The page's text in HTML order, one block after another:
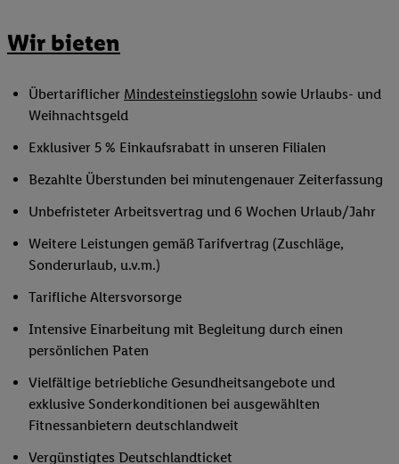
Wir bieten
Übertariflicher Mindesteinstiegslohn sowie Urlaubs- und
Weihnachtsgeld
Exklusiver 5 % Einkaufsrabatt in unseren Filialen
Bezahlte Überstunden bei minutengenauer Zeiterfassung
Unbefristeter Arbeitsvertrag und 6 Wochen Urlaub/Jahr
Weitere Leistungen gemäß Tarifvertrag (Zuschläge,
Sonderurlaub, u.v.m.)
Tarifliche Altersvorsorge
Intensive Einarbeitung mit Begleitung durch einen
persönlichen Paten
Vielfältige betriebliche Gesundheitsangebote und
exklusive Sonderkonditionen bei ausgewählten
Fitnessanbietern deutschlandweit
Vergünstigtes Deutschlandticket